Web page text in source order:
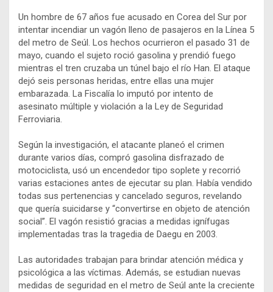
Un hombre de 67 años fue acusado en Corea del Sur por
intentar incendiar un vagón lleno de pasajeros en la Línea 5
del metro de Seúl. Los hechos ocurrieron el pasado 31 de
mayo, cuando el sujeto roció gasolina y prendió fuego
mientras el tren cruzaba un túnel bajo el río Han. El ataque
dejó seis personas heridas, entre ellas una mujer
embarazada. La Fiscalía lo imputó por intento de
asesinato múltiple y violación a la Ley de Seguridad
Ferroviaria.
Según la investigación, el atacante planeó el crimen
durante varios días, compró gasolina disfrazado de
motociclista, usó un encendedor tipo soplete y recorrió
varias estaciones antes de ejecutar su plan. Había vendido
todas sus pertenencias y cancelado seguros, revelando
que quería suicidarse y “convertirse en objeto de atención
social”. El vagón resistió gracias a medidas ignífugas
implementadas tras la tragedia de Daegu en 2003.
Las autoridades trabajan para brindar atención médica y
psicológica a las víctimas. Además, se estudian nuevas
medidas de seguridad en el metro de Seúl ante la creciente